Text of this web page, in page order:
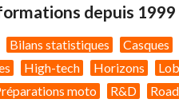
depuis 1999
Bilans statistiques Casques
High-tech Horizons
moto R&D